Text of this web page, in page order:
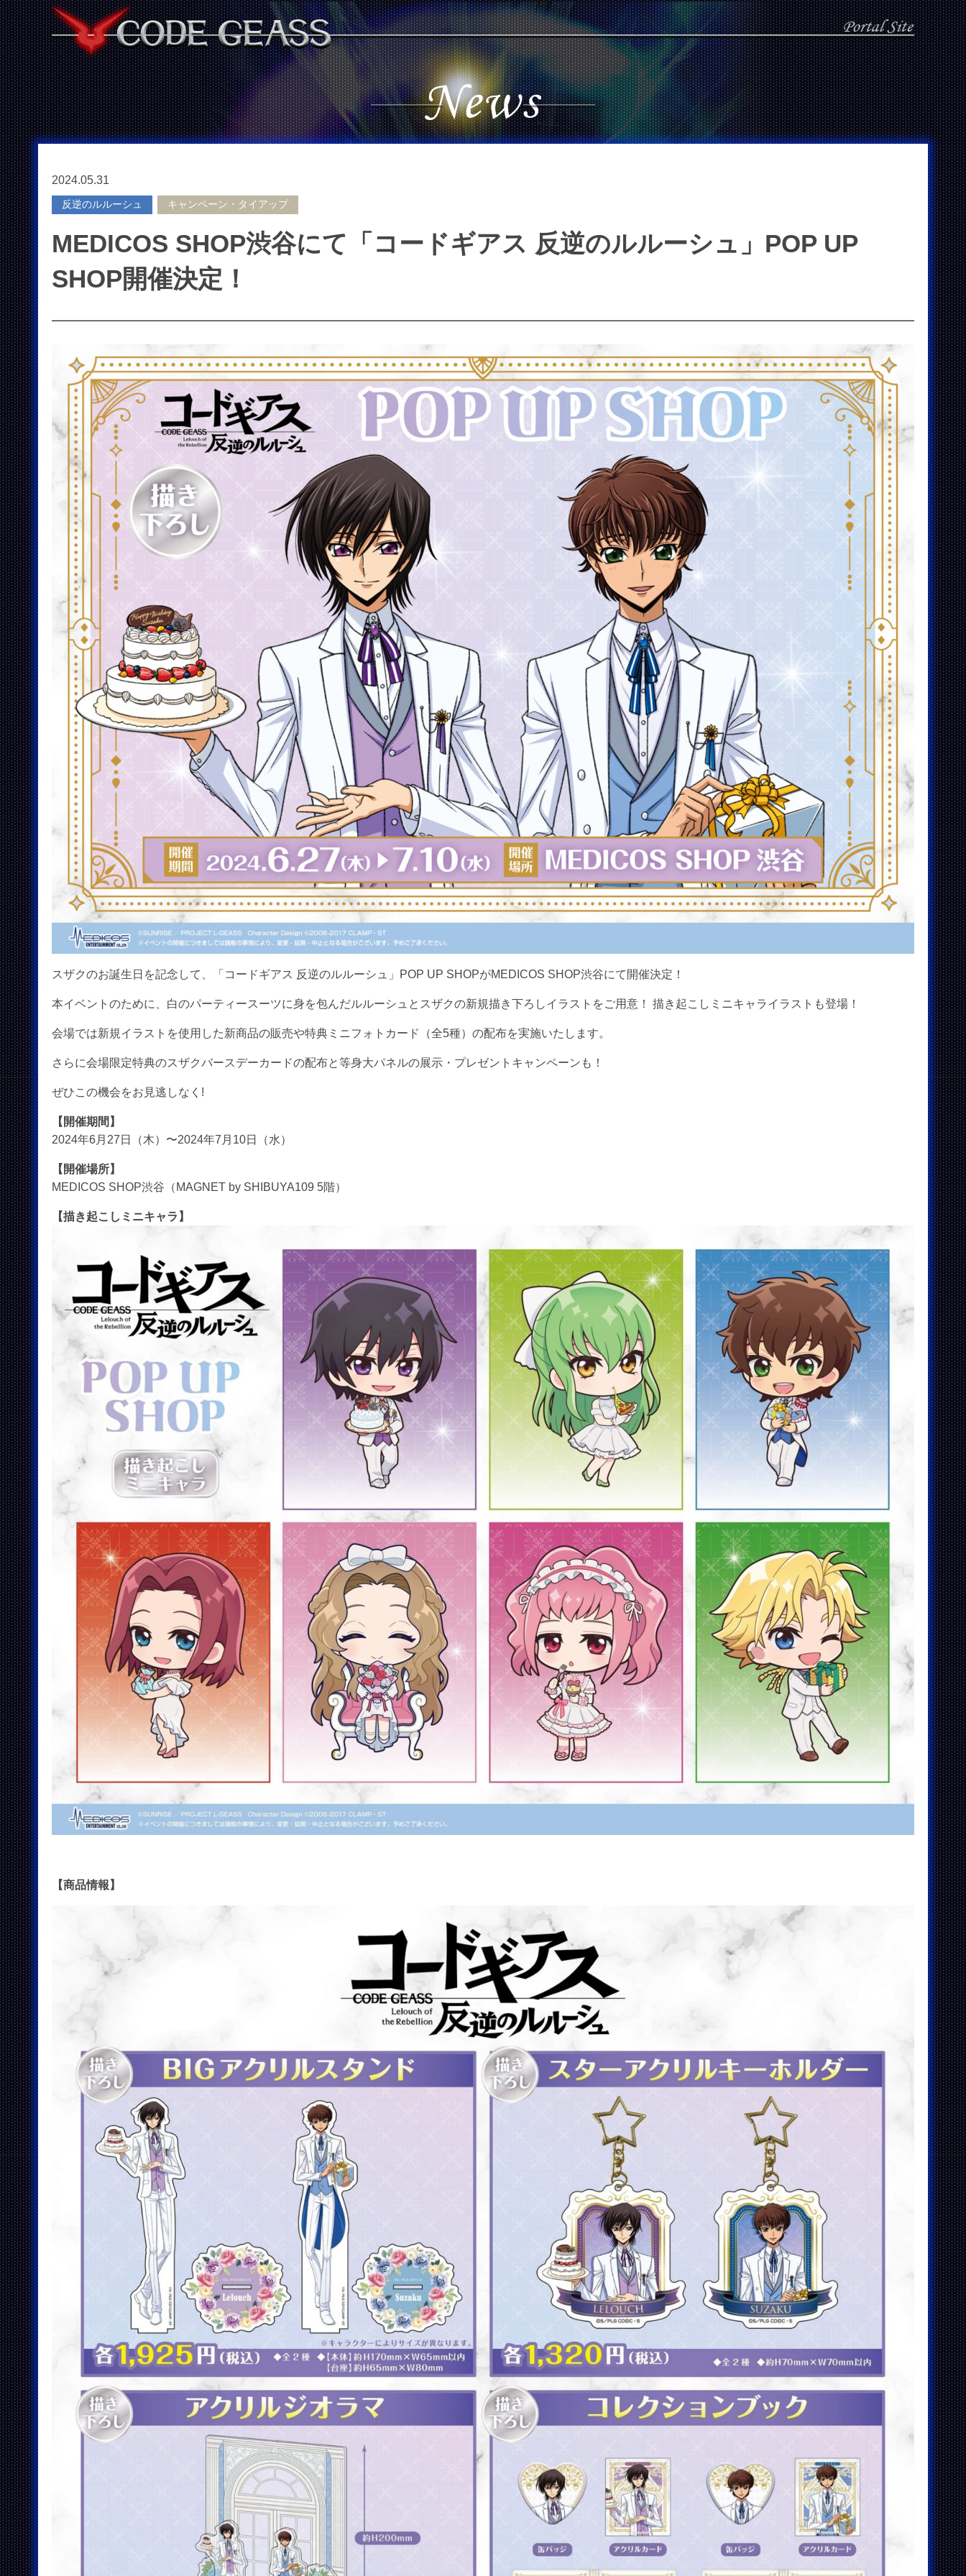
2024.05.31
反逆のルルーシュ キャンペーン・タイアップ
MEDICOS SHOP渋谷にて「コードギアス 反逆のルルーシュ」POP UP
SHOP開催決定！
スザクのお誕生日を記念して、「コードギアス 反逆のルルーシュ」POP UP SHOPがMEDICOS SHOP渋谷にて開催決定！
本イベントのために、白のパーティースーツに身を包んだルルーシュとスザクの新規描き下ろしイラストをご用意！ 描き起こしミニキャライラストも登場！
会場では新規イラストを使用した新商品の販売や特典ミニフォトカード（全5種）の配布を実施いたします。
さらに会場限定特典のスザクバースデーカードの配布と等身大パネルの展示・プレゼントキャンペーンも！
ぜひこの機会をお見逃しなく!
【開催期間】
2024年6月27日（木）〜2024年7月10日（水）
【開催場所】
MEDICOS SHOP渋谷（MAGNET by SHIBUYA109 5階）
【描き起こしミニキャラ】
【商品情報】